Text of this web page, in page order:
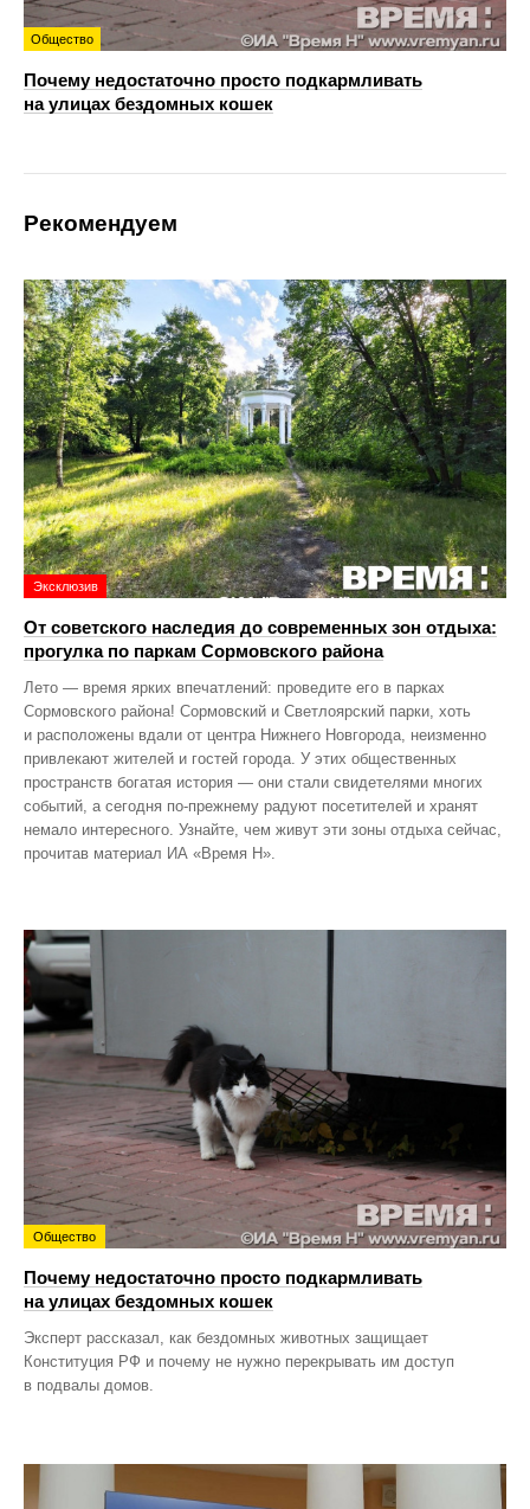
Общество
Почему недостаточно просто подкармливать
на улицах бездомных кошек
Рекомендуем
Эксклюзив
От советского наследия до современных зон отдыха:
прогулка по паркам Сормовского района
Лето — время ярких впечатлений: проведите его в парках
Сормовского района! Сормовский и Светлоярский парки, хоть
и расположены вдали от центра Нижнего Новгорода, неизменно
привлекают жителей и гостей города. У этих общественных
пространств богатая история — они стали свидетелями многих
событий, а сегодня по‑прежнему радуют посетителей и хранят
немало интересного. Узнайте, чем живут эти зоны отдыха сейчас,
прочитав материал ИА «Время Н».
Общество
Почему недостаточно просто подкармливать
на улицах бездомных кошек
Эксперт рассказал, как бездомных животных защищает
Конституция РФ и почему не нужно перекрывать им доступ
в подвалы домов.